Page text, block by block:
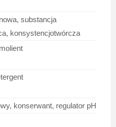
substancja
konsystencjotwórcza
konserwant, regulator pH